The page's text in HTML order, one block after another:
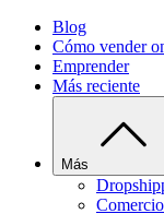
Blog
Cómo vender
Emprender
Más reciente
Más